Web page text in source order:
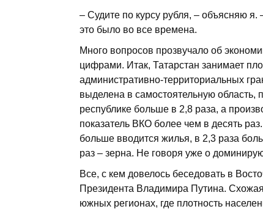
– Судите по курсу руб­ля, – объясняю
это было во все времена.
Много вопросов прозвучало об
цифрами. Итак, Татарстан занимает
административно-территориальных
выделена в самостоятельную
республике больше в 2,8 раза, а
показатель ВКО более чем в десять
больше вводится жилья, в 2,3 раза
раз – зерна. Не говоря уже о
Все, с кем довелось беседовать в
Президента Владимира Путина.
южных регионах, где плотность